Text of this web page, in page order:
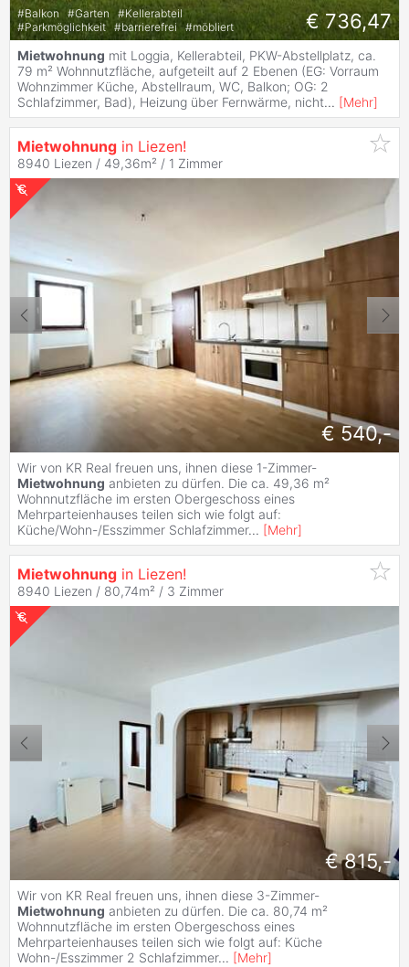
#Balkon #Garten #Kellerabteil
#Parkmöglichkeit #barrierefrei #möbliert € 736,47
Mietwohnung mit Loggia, Kellerabteil, PKW-Abstellplatz, ca.
79 m² Wohnnutzfläche, aufgeteilt auf 2 Ebenen (EG: Vorraum
Wohnzimmer Küche, Abstellraum, WC, Balkon; OG: 2
Schlafzimmer, Bad), Heizung über Fernwärme, nicht... [Mehr]
Mietwohnung in Liezen!
8940 Liezen / 49,36m² / 1 Zimmer
€ 540,-
Wir von KR Real freuen uns, ihnen diese 1-Zimmer-
Mietwohnung anbieten zu dürfen. Die ca. 49,36 m²
Wohnnutzfläche im ersten Obergeschoss eines
Mehrparteienhauses teilen sich wie folgt auf:
Küche/Wohn-/Esszimmer Schlafzimmer... [Mehr]
Mietwohnung in Liezen!
8940 Liezen / 80,74m² / 3 Zimmer
€ 815,-
Wir von KR Real freuen uns, ihnen diese 3-Zimmer-
Mietwohnung anbieten zu dürfen. Die ca. 80,74 m²
Wohnnutzfläche im ersten Obergeschoss eines
Mehrparteienhauses teilen sich wie folgt auf: Küche
Wohn-/Esszimmer 2 Schlafzimmer... [Mehr]